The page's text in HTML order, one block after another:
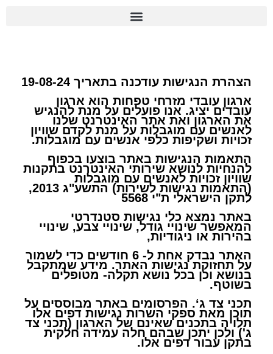
הצהרת הנגישות עודכנה בתאריך 19-08-24
ארגון עובדי מזרחי טפחות הוא ארגון
עובדים יציג. אנו פועלים על מנת להנגיש
את הארגון ואת אתר האינטרנט שלנו
לאנשים עם מוגבלות על מנת לקדם שוויון
זכויות ושקיפות כלפי אנשים עם מוגבלות.
התאמות הנגישות באתר בוצעו בכפוף
להנחיות לנושא שירותי האינטרנט בתקנות
שוויון זכויות לאנשים עם מוגבלות
(התאמות נגישות לשירות) התשע"ג 2013,
לתקן הישראלי ת"י 5568
באתר נמצא כלי נגישות סטנדרטי
המאפשר שינויי גודל, שינויי צבע, שינויי
בהירות או ניגודיות,
האתר נבדק אחת ל- 6 חודשים כדי לשמור
על תחזוקת נגישות האתר. מידע שמתקבל
בנושא וכן בכל נושא תקלה- מטופלים
בשוטף.
תכני צד ג‘. הפרסומים באתר מבוססים על
תוכן מאת ספקי השרות נגישות דפים אלו
תלויה בתכנים שאינם של הארגון (תכני צד
ג') ולכן יתכן שבהם חלה עמידה חלקית
בתקן עבור דפים אלו.